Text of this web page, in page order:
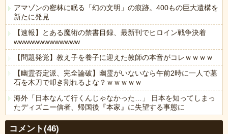
アマゾンの密林に眠る「幻の文明」の痕跡。400もの巨大遺構を
新たに発見
【速報】とある魔術の禁書目録、最新刊でヒロイン戦争決着
wwwwwwwwwwwww
【問題発覚】教え子を養子に迎えた教師の本音がコレｗｗｗｗ
【幽霊否定派、完全論破】幽霊がいないなら午前2時に一人で墓
石を木刀で叩き割れるよな？ｗｗｗｗｗ
海外「日本なんて行くんじゃなかった…」 日本を知ってしまっ
たディズニー信者、帰国後『本家』に失望する事態に
Powered by livedoor 相互RSS
コメント(46)